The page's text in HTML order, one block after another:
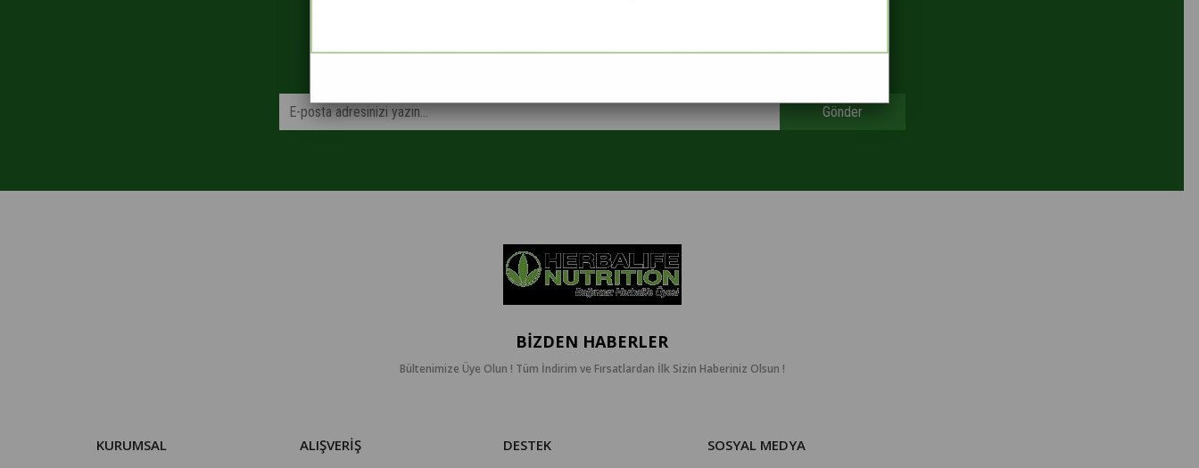
Gönder
BIZDEN HABERLER
Bültenimize Üye Olun ! Tüm İndirim ve Fırsatlardan İlk Sizin Haberiniz Olsun !
KURUMSAL ALIŞVERİŞ DESTEK SOSYAL MEDYA